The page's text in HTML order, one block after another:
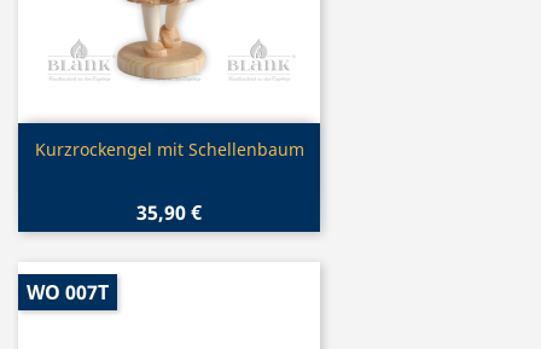
Vorschau
Kurzrockengel mit Schellenbaum
35,90 €
WO 007T